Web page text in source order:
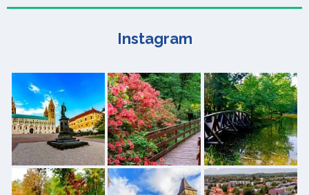
Instagram